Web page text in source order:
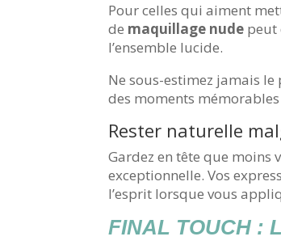
Pour celles qui aiment
de maquillage nude peut
l’ensemble lucide.
Ne sous-estimez jamais
des moments
Rester naturelle
Gardez en tête que moins
exceptionnelle. Vos
l’esprit lorsque vous
FINAL TOUCH :